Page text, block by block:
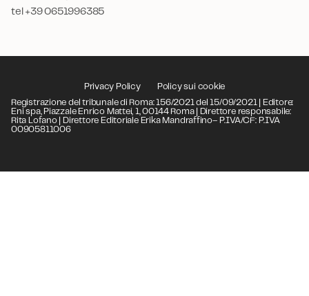
tel +39 0651996385
Privacy Policy
Policy sui cookie
Registrazione del tribunale di Roma: 156/2021 del 15/09/2021 | Editore:
Eni spa, Piazzale Enrico Mattei, 1, 00144 Roma | Direttore responsabile:
Rita Lofano | Direttore Editoriale Erika Mandraffino– P.IVA/CF: P.IVA
00905811006